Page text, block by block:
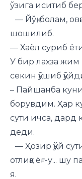
ўзига иситиб
— Йўқ, болам,
шошилиб.
— Хаёл суриб
У бир лаҳза жим
секин қўшиб
– Пайшанба
борувдим. Ҳар
сути ичса, дард
деди.
— Ҳозир қўй
отлиққа ёғ-у... шу
я.